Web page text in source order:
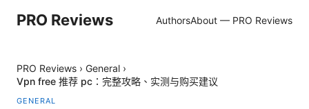
PRO Reviews AuthorsAbout — PRO Reviews
PRO Reviews › General ›
Vpn free 推荐 pc：完整攻略、实测与购买建议
GENERAL